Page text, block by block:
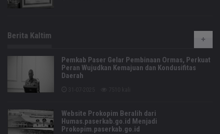
Berita Kaltim
Pemkab Paser Gelar Pembinaan Ormas, Perkuat
Peran Wujudkan Kemajuan dan Kondusifitas
Daerah
Website Prokopim Beralih dari
Humas.paserkab.go.id Menjadi
Prokopim.paserkab.go.id